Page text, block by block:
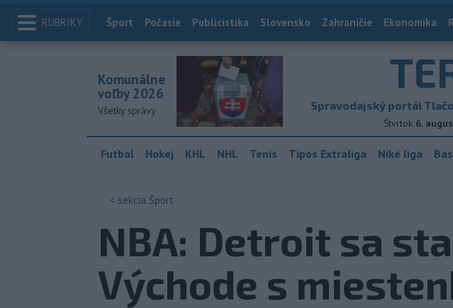
RUBRIKY Index
Šport Počasie Publicistika Slovensko Zahraničie Ekonomika
Spravodajský portál
Štvrtok 6.
Komunálne
voľby 2026
Všetky správy
Futbal Hokej KHL NHL Tenis Tipos Extraliga Niké liga
< sekcia Šport
NBA: Detroit sa
Východe s